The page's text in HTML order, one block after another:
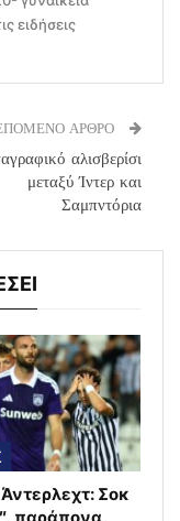
ειδήσεις
ΑΡΘΡΟ
αλισβερίσι
μεταξύ Ίντερ και
Σαμπντόρια
Σοκ
παράπονα,